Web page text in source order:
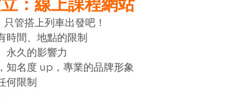
：線上課程網站
管搭上列車出發吧！
時間、地點的限制
永久的影響力
知名度 up，專業的品牌形象
何限制